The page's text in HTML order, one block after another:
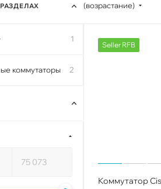
(возрастание)
Seller RFB
Коммутатор
1
коммутаторы 2